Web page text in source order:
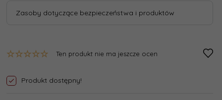
Zasoby dotyczące bezpieczeństwa i produktów
Ten produkt nie ma jeszcze ocen
Produkt dostępny!